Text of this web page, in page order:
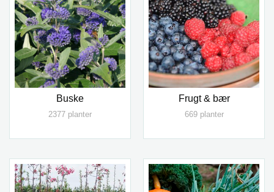
Buske
2377 planter
Frugt & bær
669 planter